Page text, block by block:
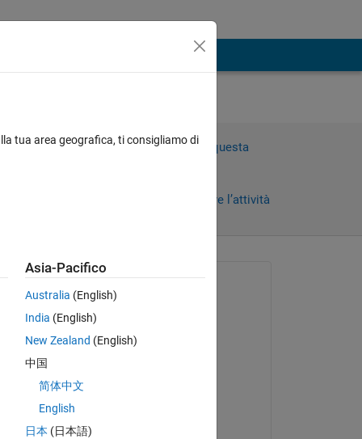
を​
Accedi per rispondere a questa
Accedi per seguire l’attività
recenti
il 24 Feb 2025
Accettato:
tua area geografica, ti consigliamo di
Asia-Pacifico
Australia (English)
India (English)
New Zealand (English)
中国
简体中文
English
日本 (日本語)